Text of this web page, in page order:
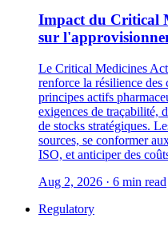
Impact du Critical
sur
Le Critical Medicines
renforce la résilience des
principes actifs
exigences de traçabilité,
de stocks stratégiques.
sources, se conformer
ISO, et anticiper des
Aug 2, 2026 · 6 min read
Regulatory